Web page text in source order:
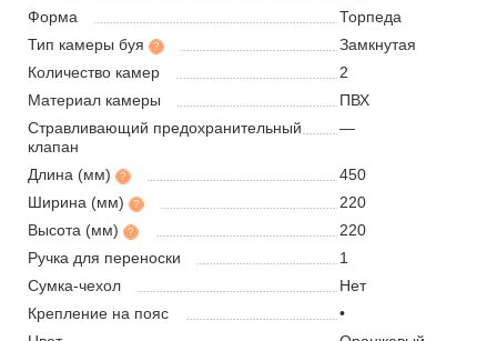
Форма
Торпеда
Тип камеры буя
?
Замкнутая
Количество камер
2
Материал камеры
ПВХ
Стравливающий предохранительный
клапан
—
Длина (мм) ?
450
Ширина (мм)
?
220
Высота (мм)
?
220
Ручка для переноски
1
Сумка-чехол
Нет
Крепление на пояс
•